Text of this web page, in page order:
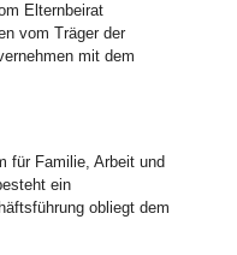
Elternbeirat
vom Träger der
mit dem
für Familie, Arbeit und
ein
obliegt dem